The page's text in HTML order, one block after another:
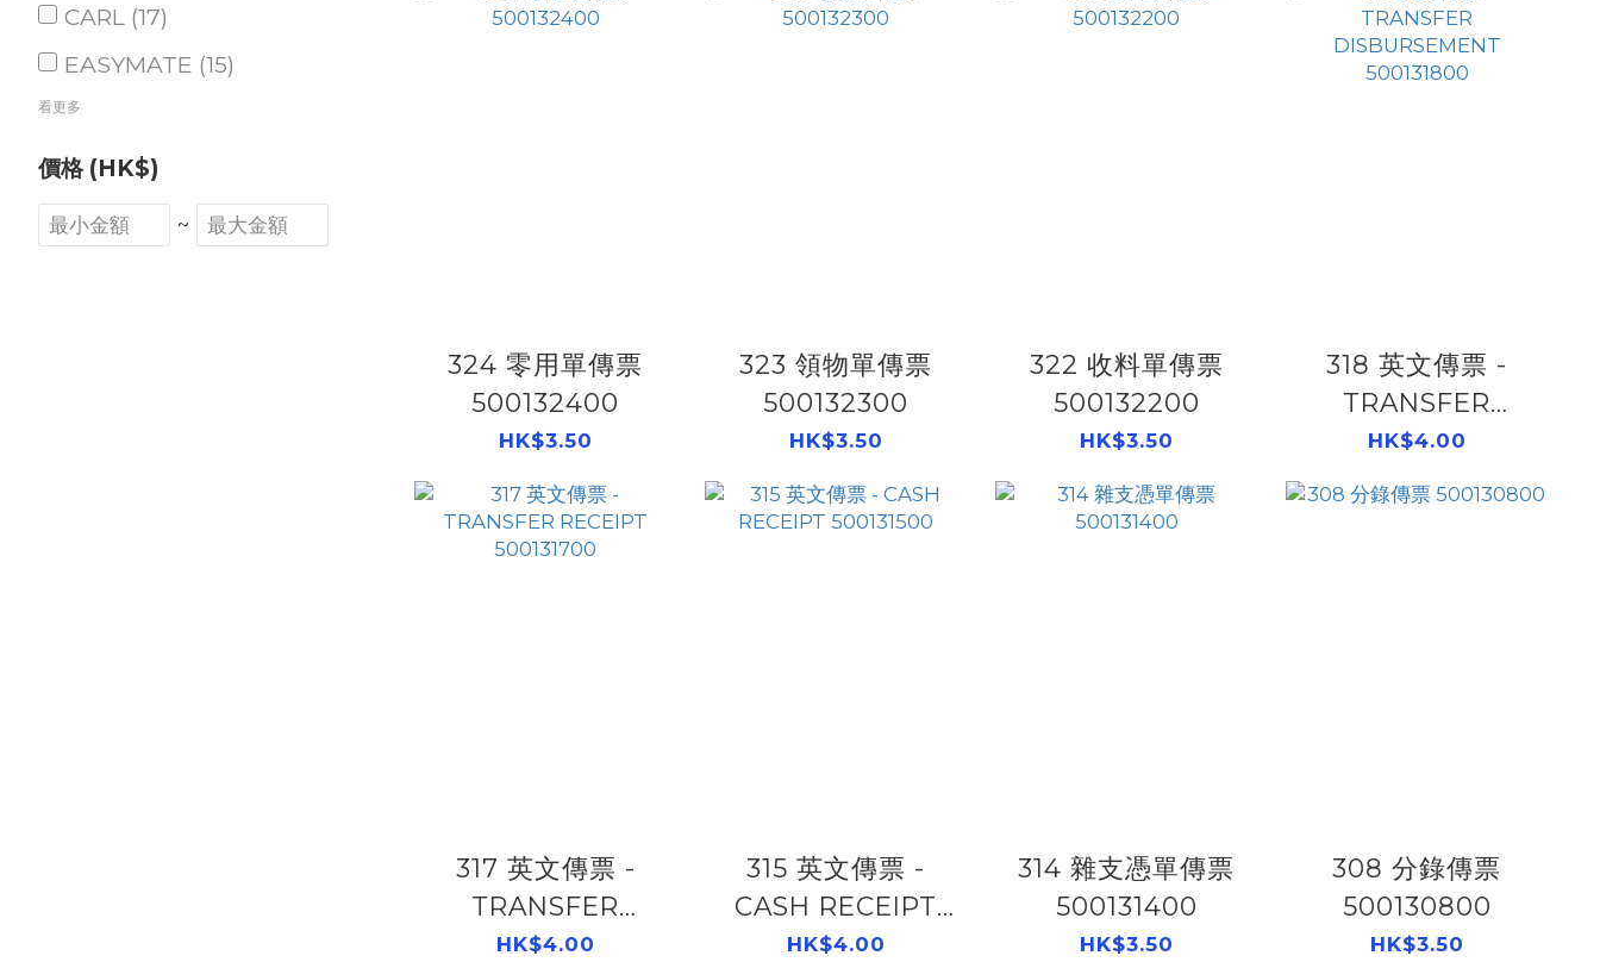
CARL (17)
EASYMATE (15)
看更多
價格 (HK$)
~
324 零用單傳票
500132400
HK$3.50
323 領物單傳票
500132300
HK$3.50
322 收料單傳票
500132200
HK$3.50
318 英文傳票 -
TRANSFER
DISBURSEMENT
500131800
HK$4.00
317 英文傳票 -
TRANSFER
RECEIPT
HK$4.00
315 英文傳票 -
CASH RECEIPT
500131500
HK$4.00
314 雜支憑單傳票
500131400
HK$3.50
308 分錄傳票
500130800
HK$3.50